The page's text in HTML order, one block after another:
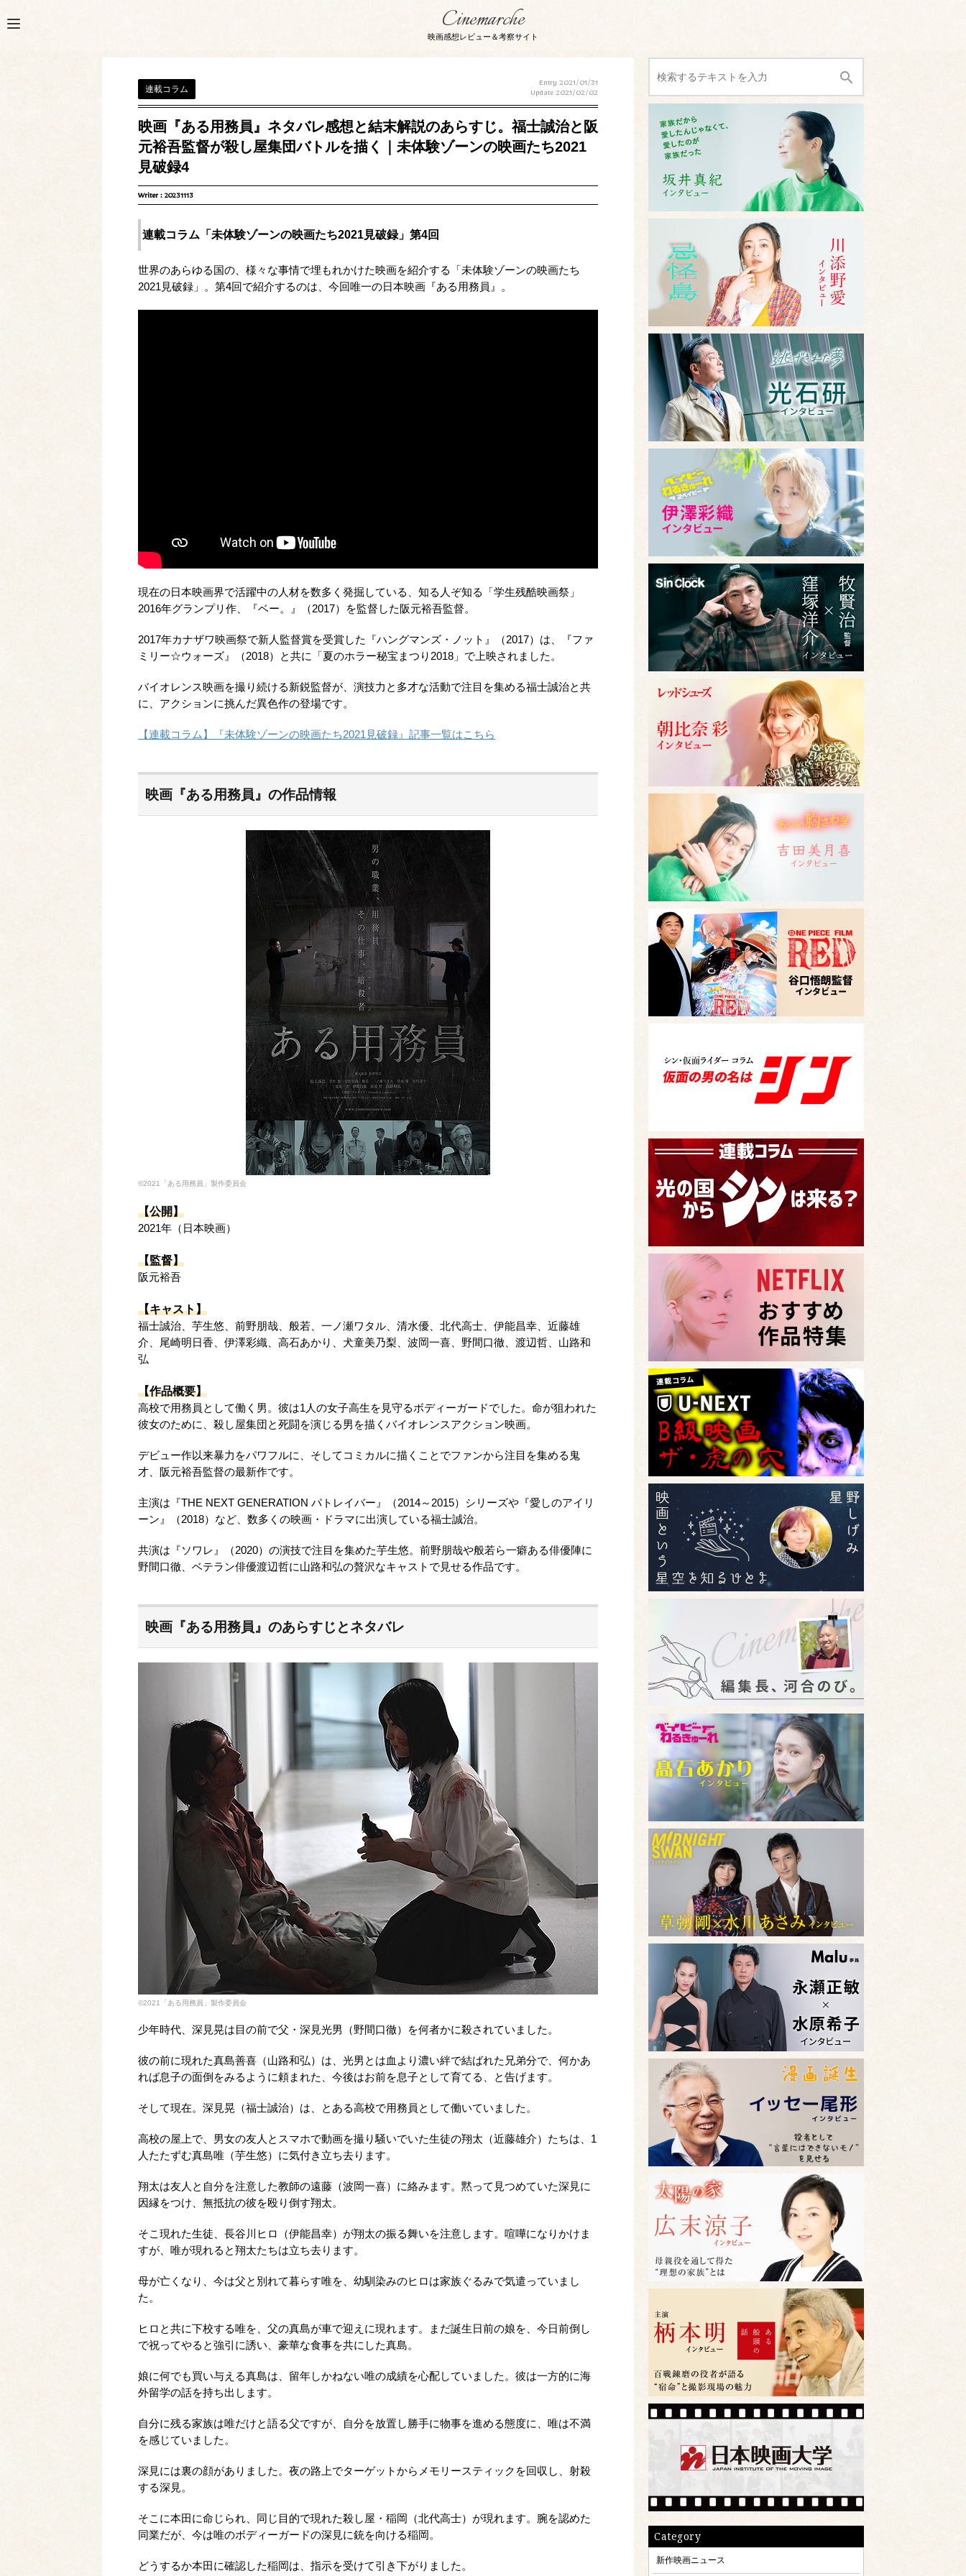
Cinemarche
映画感想レビュー＆考察サイト
連載コラム
Entry 2021/01/31
Update 2021/02/02
映画『ある用務員』ネタバレ感想と結末解説のあらすじ。福士誠治と阪
元裕吾監督が殺し屋集団バトルを描く｜未体験ゾーンの映画たち2021
見破録4
Writer : 20231113
連載コラム「未体験ゾーンの映画たち2021見破録」第4回
世界のあらゆる国の、様々な事情で埋もれかけた映画を紹介する「未体験ゾーンの映画たち
2021見破録」。第4回で紹介するのは、今回唯一の日本映画『ある用務員』。
現在の日本映画界で活躍中の人材を数多く発掘している、知る人ぞ知る「学生残酷映画祭」
2016年グランプリ作、『ベー。』（2017）を監督した阪元裕吾監督。
2017年カナザワ映画祭で新人監督賞を受賞した『ハングマンズ・ノット』（2017）は、『ファ
ミリー☆ウォーズ』（2018）と共に「夏のホラー秘宝まつり2018」で上映されました。
バイオレンス映画を撮り続ける新鋭監督が、演技力と多才な活動で注目を集める福士誠治と共
に、アクションに挑んだ異色作の登場です。
【連載コラム】『未体験ゾーンの映画たち2021見破録』記事一覧はこちら
映画『ある用務員』の作品情報
©2021「ある用務員」製作委員会
【公開】
2021年（日本映画）
【監督】
阪元裕吾
【キャスト】
福士誠治、芋生悠、前野朋哉、般若、一ノ瀬ワタル、清水優、北代高士、伊能昌幸、近藤雄
介、尾崎明日香、伊澤彩織、高石あかり、犬童美乃梨、波岡一喜、野間口徹、渡辺哲、山路和
弘
【作品概要】
高校で用務員として働く男。彼は1人の女子高生を見守るボディーガードでした。命が狙われた
彼女のために、殺し屋集団と死闘を演じる男を描くバイオレンスアクション映画。
デビュー作以来暴力をパワフルに、そしてコミカルに描くことでファンから注目を集める鬼
才、阪元裕吾監督の最新作です。
主演は『THE NEXT GENERATION パトレイバー』（2014～2015）シリーズや『愛しのアイリ
ーン』（2018）など、数多くの映画・ドラマに出演している福士誠治。
共演は『ソワレ』（2020）の演技で注目を集めた芋生悠。前野朋哉や般若ら一癖ある俳優陣に
野間口徹、ベテラン俳優渡辺哲に山路和弘の贅沢なキャストで見せる作品です。
映画『ある用務員』のあらすじとネタバレ
©2021「ある用務員」製作委員会
少年時代、深見晃は目の前で父・深見光男（野間口徹）を何者かに殺されていました。
彼の前に現れた真島善喜（山路和弘）は、光男とは血より濃い絆で結ばれた兄弟分で、何かあ
れば息子の面倒をみるように頼まれた、今後はお前を息子として育てる、と告げます。
そして現在。深見晃（福士誠治）は、とある高校で用務員として働いていました。
高校の屋上で、男女の友人とスマホで動画を撮り騒いでいた生徒の翔太（近藤雄介）たちは、1
人たたずむ真島唯（芋生悠）に気付き立ち去ります。
翔太は友人と自分を注意した教師の遠藤（波岡一喜）に絡みます。黙って見つめていた深見に
因縁をつけ、無抵抗の彼を殴り倒す翔太。
そこ現れた生徒、長谷川ヒロ（伊能昌幸）が翔太の振る舞いを注意します。喧嘩になりかけま
すが、唯が現れると翔太たちは立ち去ります。
母が亡くなり、今は父と別れて暮らす唯を、幼馴染みのヒロは家族ぐるみで気遣っていまし
た。
ヒロと共に下校する唯を、父の真島が車で迎えに現れます。まだ誕生日前の娘を、今日前倒し
で祝ってやると強引に誘い、豪華な食事を共にした真島。
娘に何でも買い与える真島は、留年しかねない唯の成績を心配していました。彼は一方的に海
外留学の話を持ち出します。
自分に残る家族は唯だけと語る父ですが、自分を放置し勝手に物事を進める態度に、唯は不満
を感じていました。
深見には裏の顔がありました。夜の路上でターゲットからメモリースティックを回収し、射殺
する深見。
そこに本田に命じられ、同じ目的で現れた殺し屋・稲岡（北代高士）が現れます。腕を認めた
同業だが、今は唯のボディーガードの深見に銃を向ける稲岡。
どうするか本田に確認した稲岡は、指示を受けて引き下がりました。
Category
新作映画ニュース